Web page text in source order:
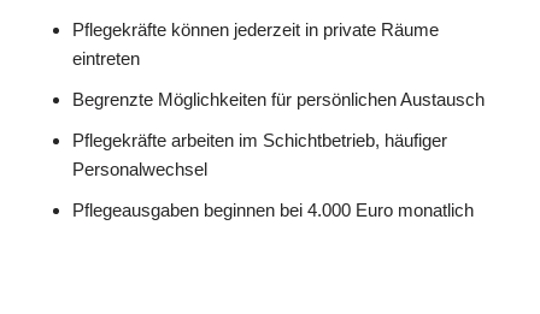
Pflegekräfte können jederzeit in private Räume
eintreten
Begrenzte Möglichkeiten für persönlichen Austausch
Pflegekräfte arbeiten im Schichtbetrieb, häufiger
Personalwechsel
Pflegeausgaben beginnen bei 4.000 Euro monatlich